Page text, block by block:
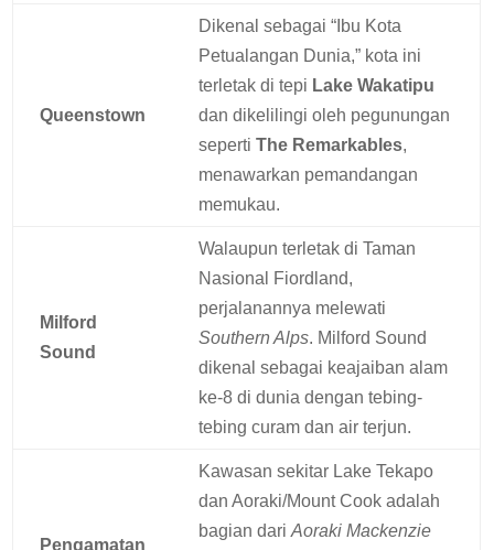
Queenstown
Dikenal sebagai “Ibu Kota
Petualangan Dunia,” kota ini
terletak di tepi Lake Wakatipu
dan dikelilingi oleh pegunungan
sepertiThe Remarkables,
menawarkan pemandangan
memukau.
Milford
Sound
Walaupun terletak di Taman
Nasional Fiordland,
perjalanannya melewati
Southern Alps. Milford Sound
dikenal sebagai keajaiban alam
ke-8 di dunia dengan tebing-
tebing curam dan air terjun.
Pengamatan
Kawasan sekitar Lake Tekapo
dan Aoraki/Mount Cook adalah
bagian dariAoraki Mackenzie